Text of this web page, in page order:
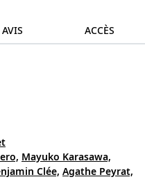
ACCÈS
Mayuko Karasawa,
Clée, Agathe Peyrat,